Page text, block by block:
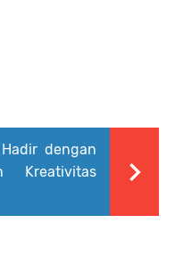
dengan
Kreativitas